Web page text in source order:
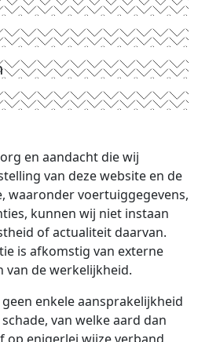
en aandacht die wij
van deze website en de
waaronder voertuiggegevens,
kunnen wij niet instaan
of actualiteit daarvan.
is afkomstig van externe
van de werkelijkheid.
enkele aansprakelijkheid
van welke aard dan